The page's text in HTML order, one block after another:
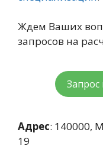
Ждем Ваших
запросов на
Запрос
Адрес: 140000,
19